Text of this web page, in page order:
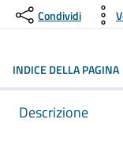
Condividi
INDICE DELLA PAGINA
Descrizione